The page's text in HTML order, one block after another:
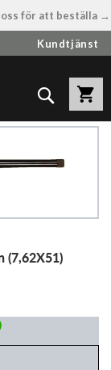
för att beställa →
Kundtjänst
Sök
(7,62X51)